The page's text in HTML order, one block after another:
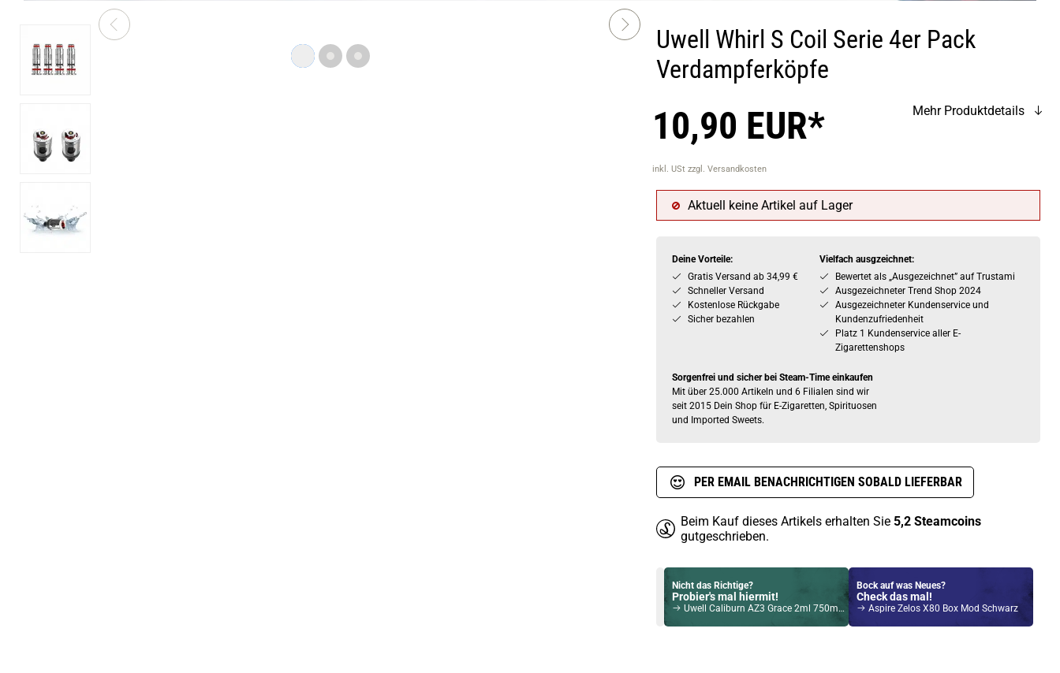
Uwell Whirl S Coil Serie 4er Pack
Verdampferköpfe
10,90 EUR*
inkl. USt zzgl. Versandkosten
Mehr Produktdetails
Aktuell keine Artikel auf Lager
Deine Vorteile:
Gratis Versand ab 34,99 €
Schneller Versand
Kostenlose Rückgabe
Sicher bezahlen
Vielfach ausgzeichnet:
Bewertet als „Ausgezeichnet” auf Trustami
Ausgezeichneter Trend Shop 2024
Ausgezeichneter Kundenservice und
Kundenzufriedenheit
Platz 1 Kundenservice aller E-
Zigarettenshops
Sorgenfrei und sicher bei Steam-Time einkaufen
Mit über 25.000 Artikeln und 6 Filialen sind wir
seit 2015 Dein Shop für E-Zigaretten, Spirituosen
und Imported Sweets.
PER EMAIL BENACHRICHTIGEN SOBALD LIEFERBAR
Beim Kauf dieses Artikels erhalten Sie 5,2 Steamcoins
gutgeschrieben.
Nicht das Richtige?
Probier's mal hiermit!
Uwell Caliburn AZ3 Grace 2ml 750mAh Pod System Kit Rot
Bock auf was Neues?
Check das mal!
Aspire Zelos X80 Box Mod Schwarz